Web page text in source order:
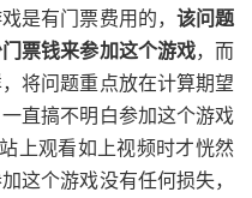
是有门票费用的， 该问题
票钱来参加这个游戏，而
将问题重点放在计算期望
直搞不明白参加这个游戏
上观看如上视频时才恍然
这个游戏没有任何损失，